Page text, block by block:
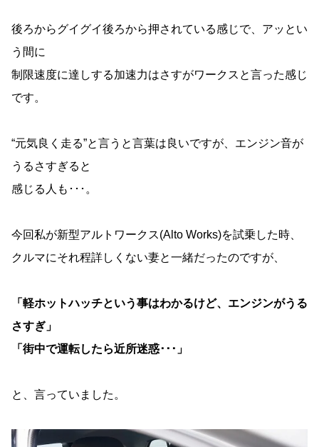
後ろからグイグイ後ろから押されている感じで、アッとい
う間に
制限速度に達しする加速力はさすがワークスと言った感じ
です。
“元気良く走る”と言うと言葉は良いですが、エンジン音が
うるさすぎると
感じる人も･･･。
今回私が新型アルトワークス(Alto Works)を試乗した時、
クルマにそれ程詳しくない妻と一緒だったのですが、
「軽ホットハッチという事はわかるけど、エンジンがうる
さすぎ」
「街中で運転したら近所迷惑･･･」
と、言っていました。